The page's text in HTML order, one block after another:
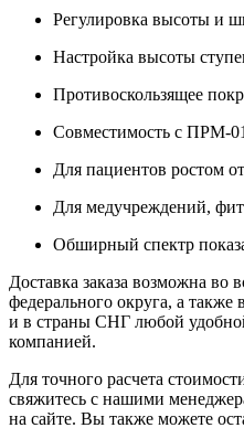
Регулировка высоты и
Настройка высоты
Противоскользящее
Совместимость с ПРМ-
Для пациентов ростом
Для медучреждений,
Обширный спектр
Доставка заказа возможна во
федерального округа, а
и в страны СНГ любой
компанией.
Для точного расчета
свяжитесь с нашими
на сайте. Вы также можете